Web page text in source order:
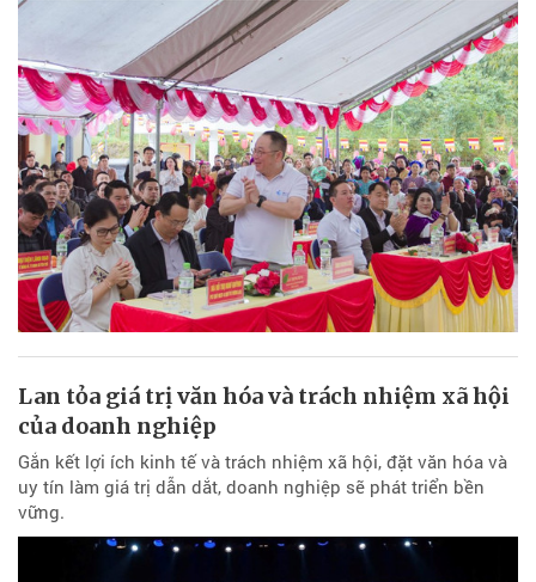
Lan tỏa giá trị văn hóa và trách nhiệm xã hội
của doanh nghiệp
Gắn kết lợi ích kinh tế và trách nhiệm xã hội, đặt văn hóa và
uy tín làm giá trị dẫn dắt, doanh nghiệp sẽ phát triển bền
vững.